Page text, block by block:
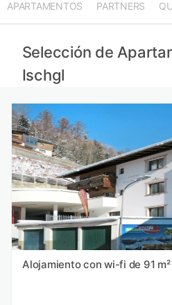
APARTAMENTOS PARTNERS
Selección de
Ischgl
Alojamiento con wi-fi de 91 m²